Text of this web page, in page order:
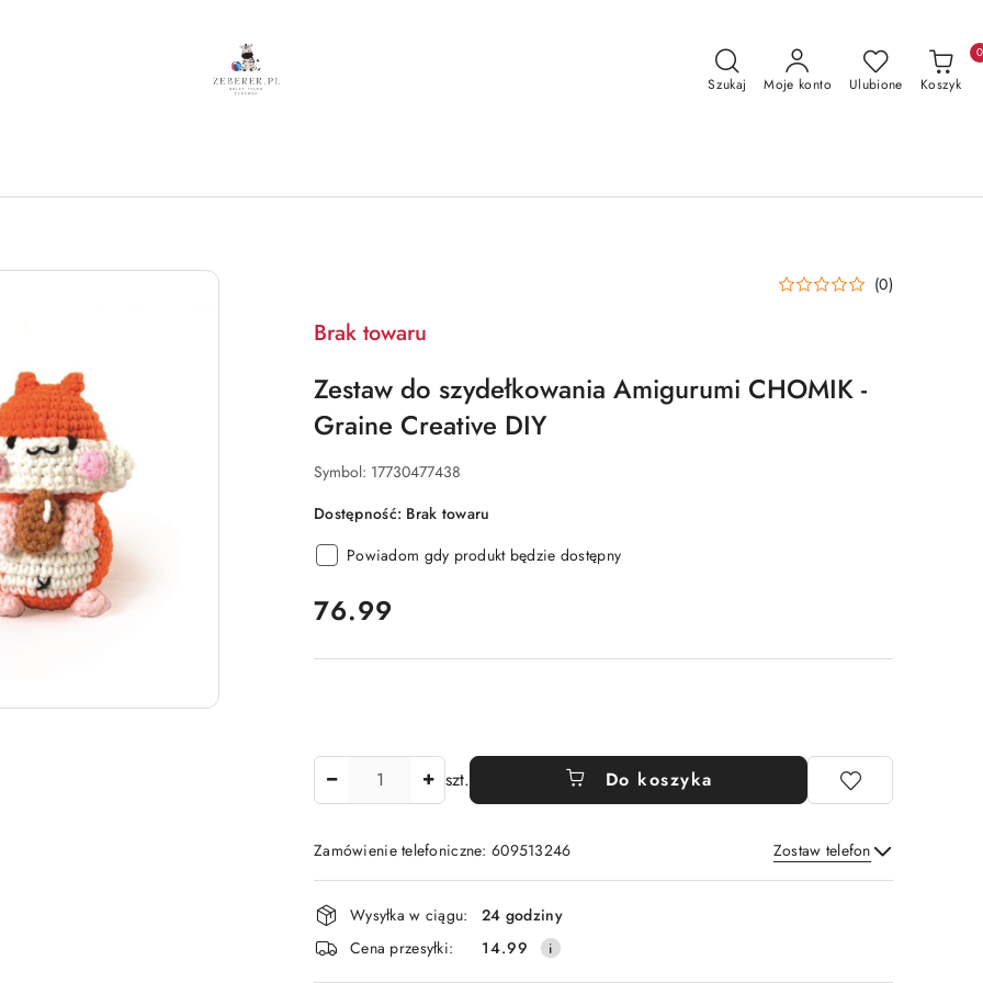
Szukaj Moje konto Ulubione Koszyk
0
(0)
Brak towaru
Zestaw do szydełkowania Amigurumi CHOMIK -
Graine Creative DIY
Symbol: 17730477438
Dostępność: Brak towaru
Powiadom gdy produkt będzie dostępny
cena:
76.99
szt. Do koszyka
Zamówienie telefoniczne: 609513246 Zostaw telefon
Wyślij
Dostępność
i
dostawa
Wysyłka w ciągu:
24 godziny
Cena przesyłki:
14.99